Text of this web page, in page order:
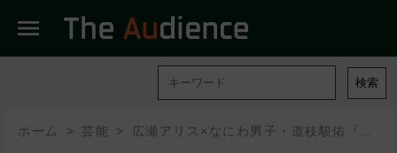
menu
検索
ホーム 芸能